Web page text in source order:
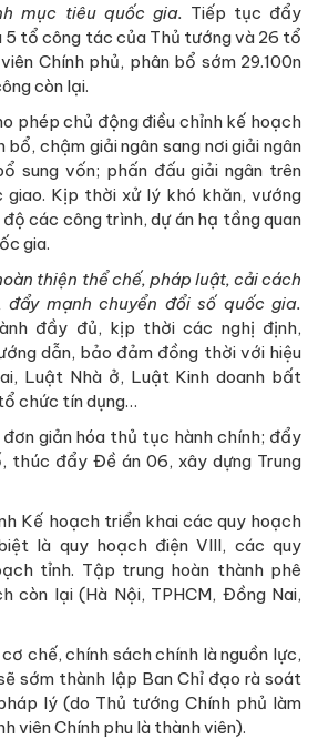
mục tiêu quốc gia. Tiếp tục đẩy
5 tổ công tác của Thủ tướng và 26 tổ
Chính phủ, phân bổ sớm 29.100n
còn lại.
phép chủ động điều chỉnh kế hoạch
chậm giải ngân sang nơi giải ngân
sung vốn; phấn đấu giải ngân trên
giao. Kịp thời xử lý khó khăn, vướng
các công trình, dự án hạ tầng quan
gia.
thiện thể chế, pháp luật, cải cách
mạnh chuyển đổi số quốc gia.
đầy đủ, kịp thời các nghị định,
dẫn, bảo đảm đồng thời với hiệu
Luật Nhà ở, Luật Kinh doanh bất
chức tín dụng…
giản hóa thủ tục hành chính; đẩy
thúc đẩy Đề án 06, xây dựng Trung
Kế hoạch triển khai các quy hoạch
là quy hoạch điện VIII, các quy
tỉnh. Tập trung hoàn thành phê
còn lại (Hà Nội, TPHCM, Đồng Nai,
chế, chính sách chính là nguồn lực,
sớm thành lập Ban Chỉ đạo rà soát
lý (do Thủ tướng Chính phủ làm
viên Chính phu là thành viên).